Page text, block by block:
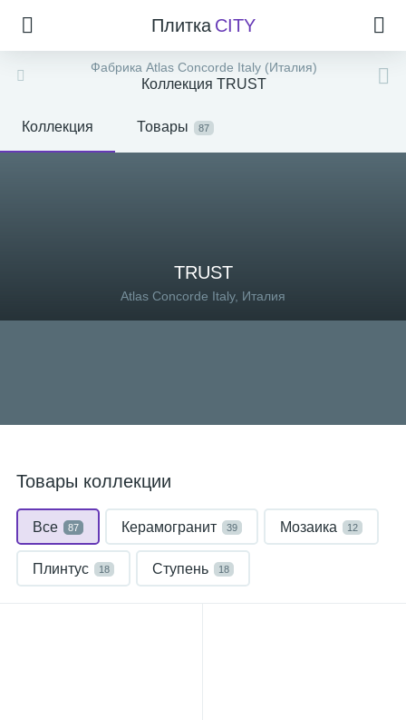
Плитка CITY
Фабрика Atlas Concorde Italy (Италия)
Коллекция TRUST
Коллекция Товары 87
TRUST
Atlas Concorde Italy, Италия
Товары коллекции
Все 87 Керамогранит 39 Мозаика 12
Плинтус 18 Ступень 18